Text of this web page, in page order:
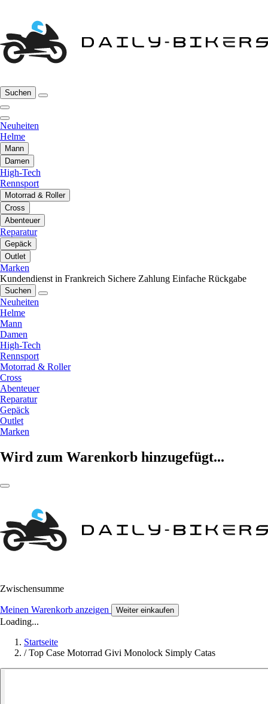
Suchen
Neuheiten
Helme
Mann
Damen
High-Tech
Rennsport
Motorrad & Roller
Cross
Abenteuer
Reparatur
Gepäck
Outlet
Marken
Kundendienst in Frankreich Sichere Zahlung Einfache Rückgabe
Suchen
Neuheiten
Helme
Mann
Damen
High-Tech
Rennsport
Motorrad & Roller
Cross
Abenteuer
Reparatur
Gepäck
Outlet
Marken
Wird zum Warenkorb hinzugefügt...
Zwischensumme
Meinen Warenkorb anzeigen Weiter einkaufen
Loading...
Startseite
/ Top Case Motorrad Givi Monolock Simply Catas